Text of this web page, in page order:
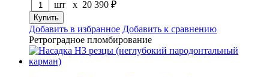
шт x 20 390 ₽
Добавить в избранное Добавить к сравнению
Ретроградное пломбирование